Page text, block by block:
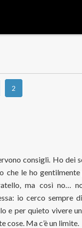
2
consigli. Ho dei
che le ho
ma così no…
io cerco sempre
e per quieto vivere
cose. Ma c’è un limite.